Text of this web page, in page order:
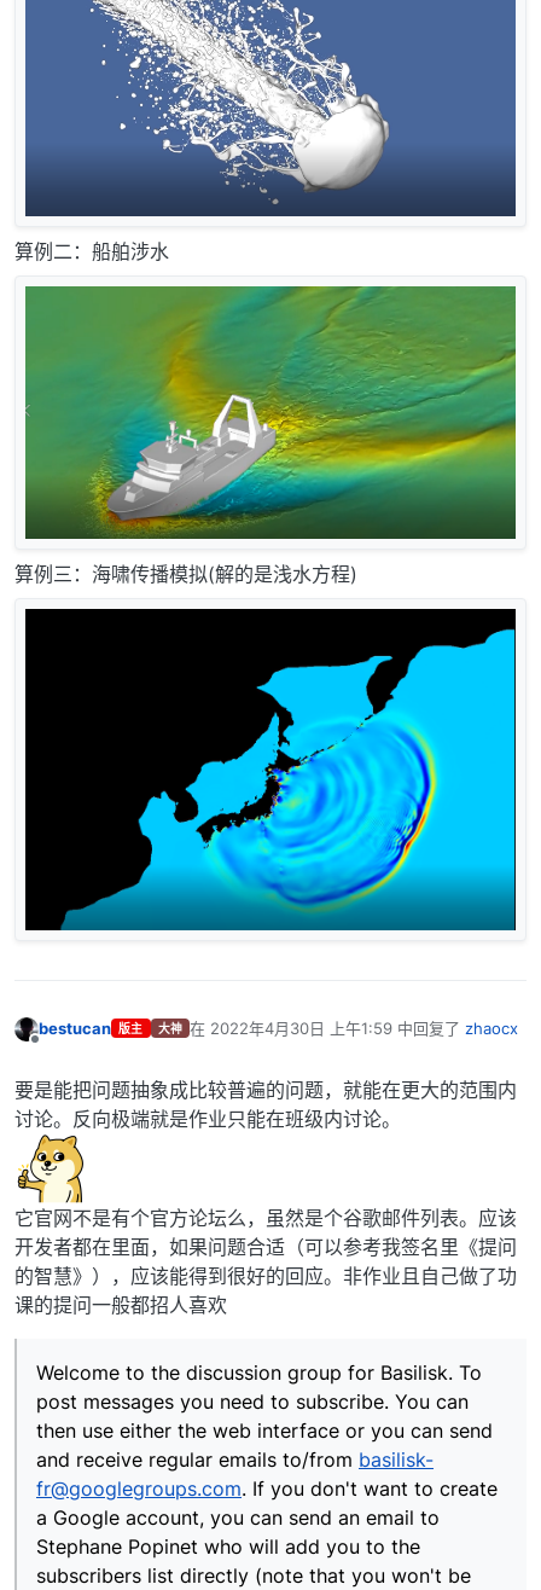
算例二：船舶涉水
算例三：海啸传播模拟(解的是浅水方程)
bestucan 版主 大神 在 2022年4月30日 上午1:59 中回复了 zhaocx
最后由 编辑
要是能把问题抽象成比较普遍的问题，就能在更大的范围内
讨论。反向极端就是作业只能在班级内讨论。
它官网不是有个官方论坛么，虽然是个谷歌邮件列表。应该
开发者都在里面，如果问题合适（可以参考我签名里《提问
的智慧》），应该能得到很好的回应。非作业且自己做了功
课的提问一般都招人喜欢
Welcome to the discussion group for Basilisk. To
post messages you need to subscribe. You can
then use either the web interface or you can send
and receive regular emails to/from basilisk-
fr@googlegroups.com. If you don't want to create
a Google account, you can send an email to
Stephane Popinet who will add you to the
subscribers list directly (note that you won't be